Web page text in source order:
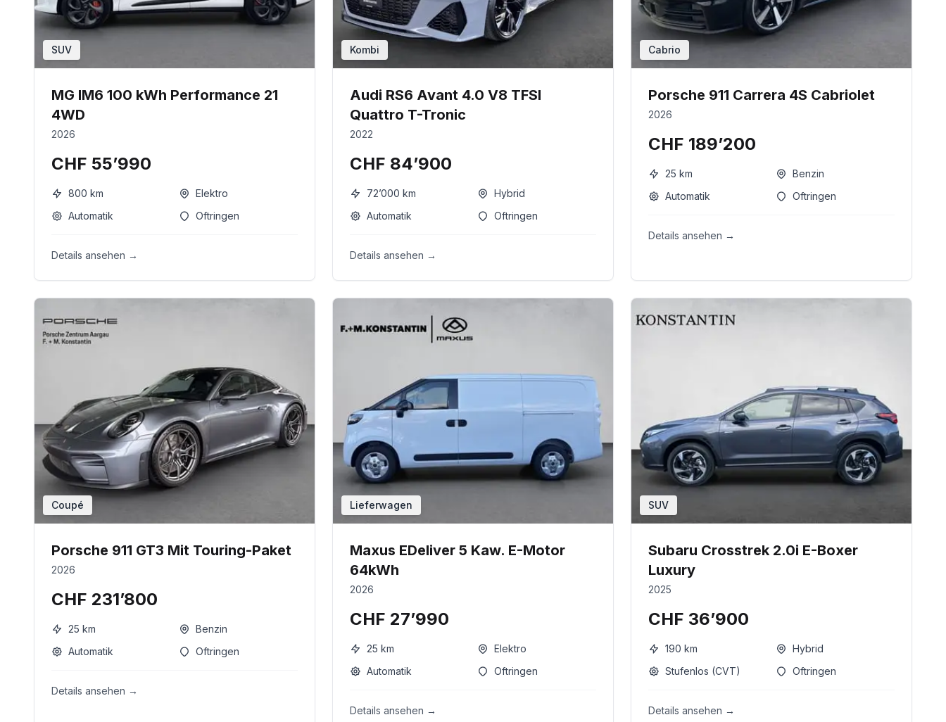
SUV
MG IM6 100 kWh Performance 21
4WD
2026
CHF 55’990
800 km
Elektro
Automatik
Oftringen
Details ansehen →
Kombi
Audi RS6 Avant 4.0 V8 TFSI
Quattro T-Tronic
2022
CHF 84’900
72’000 km
Hybrid
Automatik
Oftringen
Details ansehen →
Cabrio
Porsche 911 Carrera 4S Cabriolet
2026
CHF 189’200
25 km
Benzin
Automatik
Oftringen
Details ansehen →
Coupé
Porsche 911 GT3 Mit Touring-Paket
2026
CHF 231’800
25 km
Benzin
Automatik
Oftringen
Details ansehen →
Lieferwagen
Maxus EDeliver 5 Kaw. E-Motor
64kWh
2026
CHF 27’990
25 km
Elektro
Automatik
Oftringen
Details ansehen →
SUV
Subaru Crosstrek 2.0i E-Boxer
Luxury
2025
CHF 36’900
190 km
Hybrid
Stufenlos (CVT)
Oftringen
Details ansehen →